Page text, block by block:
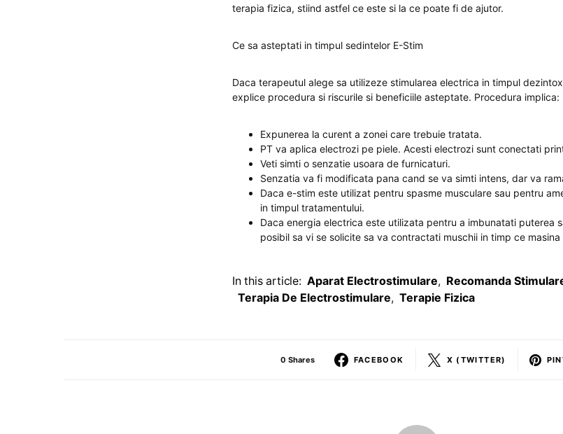
terapia fizica, stiind astfel ce este si la ce poate fi de ajutor.
Ce sa asteptati in timpul sedintelor E-Stim
Daca terapeutul alege sa utilizeze stimularea electrica in timpul
explice procedura si riscurile si beneficiile asteptate. Procedura implica:
Expunerea la curent a zonei care trebuie tratata.
PT va aplica electrozi pe piele. Acesti electrozi sunt conectati
Veti simti o senzatie usoara de furnicaturi.
Senzatia va fi modificata pana cand se va simti intens, dar va
Daca e-stim este utilizat pentru spasme musculare sau pentru
in timpul tratamentului.
Daca energia electrica este utilizata pentru a imbunatati puterea
posibil sa vi se solicite sa va contractati muschii in timp ce
In this article: Aparat Electrostimulare, Recomanda
Terapia De Electrostimulare, Terapie Fizica
0 Shares FACEBOOK X (TWITTER)